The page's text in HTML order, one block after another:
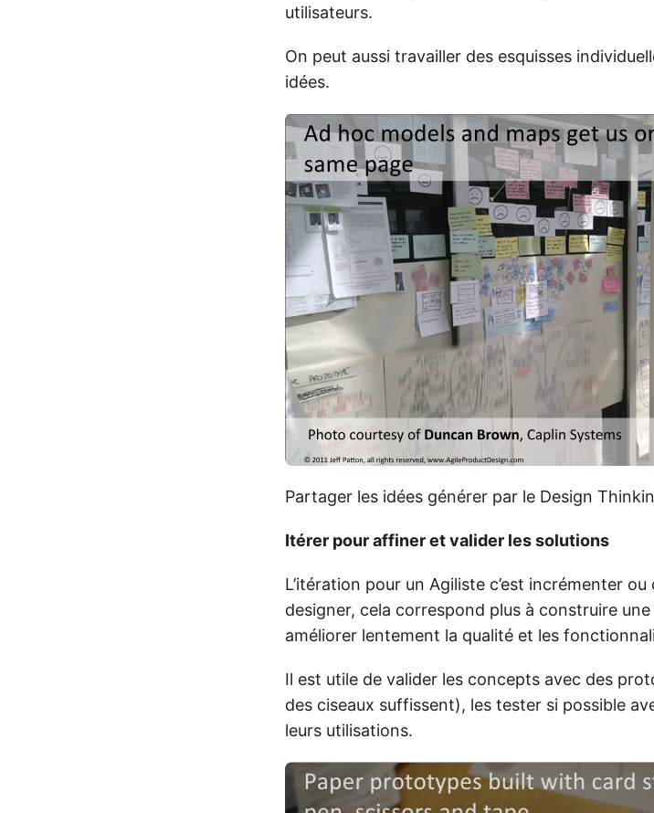
utilisateurs.
On peut aussi travailler des esquisses
idées.
Partager les idées générer par le Design
Itérer pour affiner et valider les solutions
L’itération pour un Agiliste c’est incrémenter
designer, cela correspond plus à construire
améliorer lentement la qualité et les
Il est utile de valider les concepts avec des
des ciseaux suffissent), les tester si possible
leurs utilisations.